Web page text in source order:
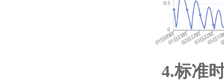
4.标准